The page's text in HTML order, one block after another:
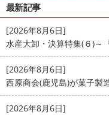
最新記事
[2026年8月6日]
水産大卸・決算特集(６)
[2026年8月6日]
西原商会(鹿児島)が菓子
[2026年8月6日]